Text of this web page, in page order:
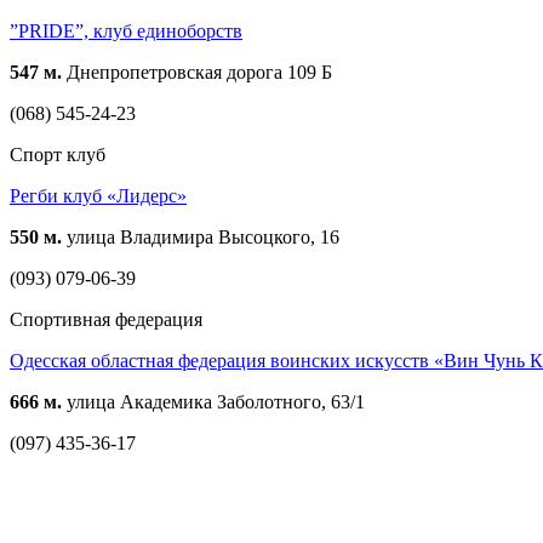
”PRIDE”, клуб единоборств
547 м. Днепропетровская дорога 109 Б
(068) 545-24-23
Спорт клуб
Регби клуб «Лидерс»
550 м. улица Владимира Высоцкого, 16
(093) 079-06-39
Спортивная федерация
Одесская областная федерация воинских искусств «Вин
666 м. улица Академика Заболотного, 63/1
(097) 435-36-17